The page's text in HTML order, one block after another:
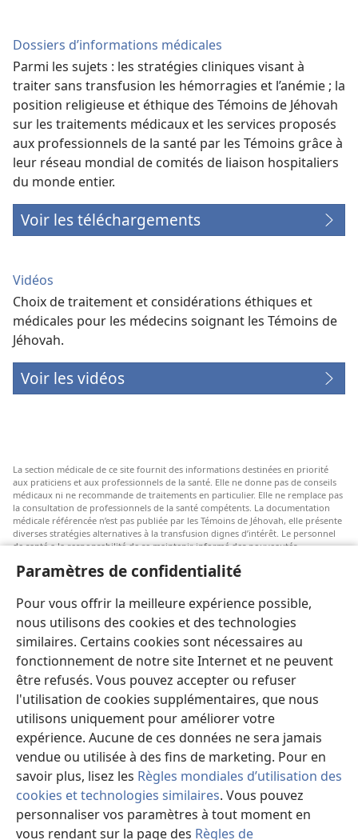
Paramètres de confidentialité
Pour vous offrir la meilleure expérience possible,
nous utilisons des cookies et des technologies
similaires. Certains cookies sont nécessaires au
fonctionnement de notre site Internet et ne peuvent
être refusés. Vous pouvez accepter ou refuser
l'utilisation de cookies supplémentaires, que nous
utilisons uniquement pour améliorer votre
expérience. Aucune de ces données ne sera jamais
vendue ou utilisée à des fins de marketing. Pour en
savoir plus, lisez les Règles mondiales d’utilisation des
cookies et technologies similaires. Vous pouvez
personnaliser vos paramètres à tout moment en
vous rendant sur la page des Règles de
Dossiers d’informations médicales
Parmi les sujets : les stratégies cliniques visant à
traiter sans transfusion les hémorragies et l’anémie ; la
position religieuse et éthique des Témoins de Jéhovah
sur les traitements médicaux et les services proposés
aux professionnels de la santé par les Témoins grâce à
leur réseau mondial de comités de liaison hospitaliers
du monde entier.
Voir les téléchargements
Vidéos
Choix de traitement et considérations éthiques et
médicales pour les médecins soignant les Témoins de
Jéhovah.
Voir les vidéos
La section médicale de ce site fournit des informations destinées en priorité
aux praticiens et aux professionnels de la santé. Elle ne donne pas de conseils
médicaux ni ne recommande de traitements en particulier. Elle ne remplace pas
la consultation de professionnels de la santé compétents. La documentation
médicale référencée n’est pas publiée par les Témoins de Jéhovah, elle présente
diverses stratégies alternatives à la transfusion dignes d’intérêt. Le personnel
de santé a la responsabilité de se maintenir informé des nouveautés
à faire des choix selon leur état de santé, leurs souhaits, leurs valeurs et leurs
acceptées par tous.
Patients : Consultez systématiquement votre médecin, ou tout autre
professionnel de la santé qualifié, pour être conseillé par rapport à un
problème médical ou à un traitement. Adressez-vous à un médecin si vous
pensez être malade.
L’utilisation de ce site est régie par les conditions d’utilisation.
Paramètres d'apparence
Copyright© 2026 Watch Tower Bible and Tract Society of Pennsylvania.